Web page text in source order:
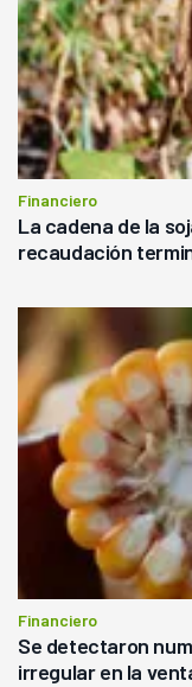
Financiero
La cadena de la
recaudación
Financiero
Se detectaron
irregular en la